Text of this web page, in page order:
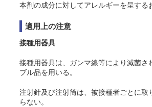
本剤の成分に対してアレルギーを呈する
適用上の注意
接種用器具
接種用器具は、ガンマ線等により滅菌さ
ブル品を用いる。
注射針及び注射筒は、被接種者ごとに取
らない。